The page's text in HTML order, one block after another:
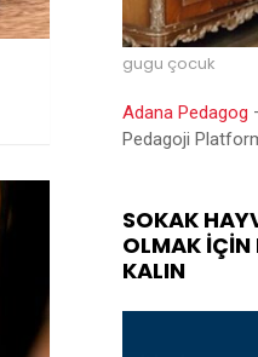
gugu çocuk
Adana Pedagog
Pedagoji
SOKAK
OLMAK İÇIN
KALIN